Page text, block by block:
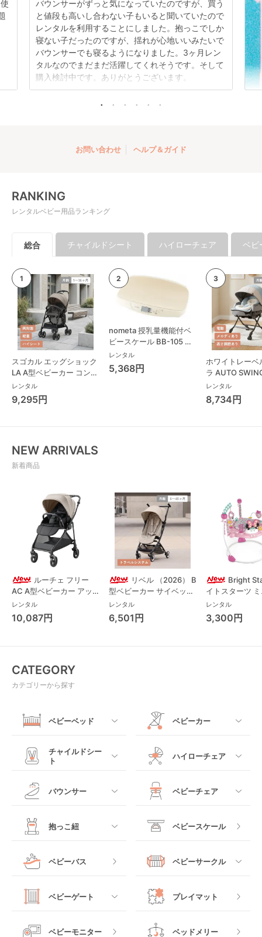
バウンサーがずっと気になっていたのですが、買う
と値段も高いし合わない子もいると聞いていたので
レンタルを利用することにしました。抱っこでしか
寝ない子だったのですが、揺れが心地いいみたいで
バウンサーでも寝るようになりました。3ヶ月レン
タルなのでまだまだ活躍してくれそうです。そして
購入検討中です。ありがとうございます。
お問い合わせ ヘルプ＆ガイド
RANKING
レンタルベビー用品ランキング
総合 チャイルドシート ハイローチェア ベビ
スゴカル エッグショック
LA A型ベビーカー コンビ
(Combi)
レンタル
9,295円
nometa 授乳量機能付ベ
ビースケール BB-105 タ
ニタ(TANITA) ベビースケ
ール・体重計
レンタル
5,368円
ホワイトレーベ
ラ AUTO
Long スリープ
コンビ(Combi)
チェア・ベビー
レンタル
8,734円
NEW ARRIVALS
新着商品
ルーチェ フリー
AC A型ベビーカー アッ
プリカ(Aprica) A型ベビ
ーカー アップリカ
(Aprica)
レンタル
10,087円
リベル （2026） B
型ベビーカー サイベック
ス(cybex)
レンタル
6,501円
Bright
イトスターツ
ス フォーエバ
レンド ジャン
パルー キッズ
レンタル
3,300円
CATEGORY
カテゴリーから探す
ベビーベッド
すべて
レギュラーサイズベビ
ベッドインベッド
クーファン
マットレス・布団
ベビーベッドその他
ベビーカー
すべて
ベビーカーその他
チャイルドシー
ト
すべて
ジュニアシート
チャイルドシートその
他
ハイローチェア
すべて
バウンサー
すべて
ロッキングタイプ
ベビーチェア
すべて
テーブルチェア
抱っこ紐
すべて
ベビースケール
ベビーバス ベビーサークル
すべて
ベビーゲート
すべて
プレイマット
ベビーモニター ベッドメリー